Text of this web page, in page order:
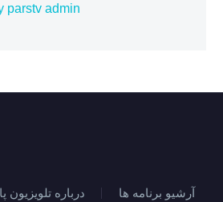
parstv admin
درباره تلویزیون آرشیو برنامه ها